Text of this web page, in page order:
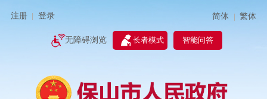
注册 登录 简体 | 繁体
无障碍浏览 长者模式 智能问答